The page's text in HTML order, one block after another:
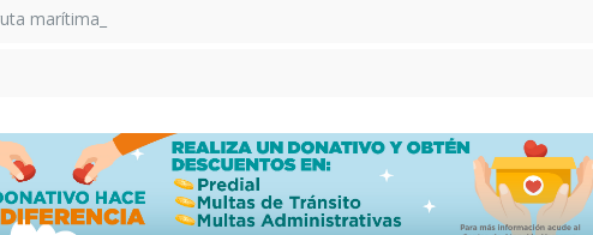
marítima en el estrecho de Ormuz